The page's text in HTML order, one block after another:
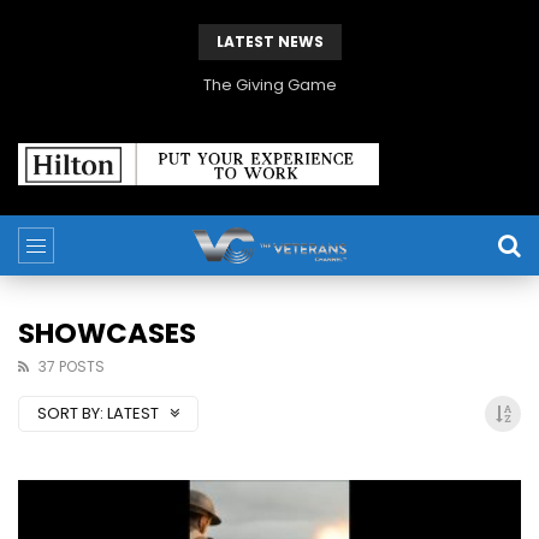
LATEST NEWS
The Giving Game
SHOWCASES
37 POSTS
SORT BY: LATEST